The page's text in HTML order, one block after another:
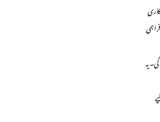
کی جائے گی۔ یہ